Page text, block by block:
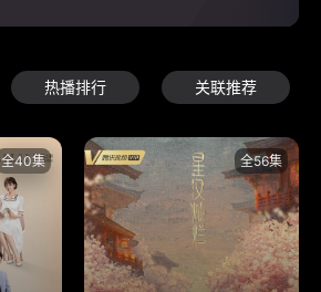
热播排行 关联推荐
全40集 全56集